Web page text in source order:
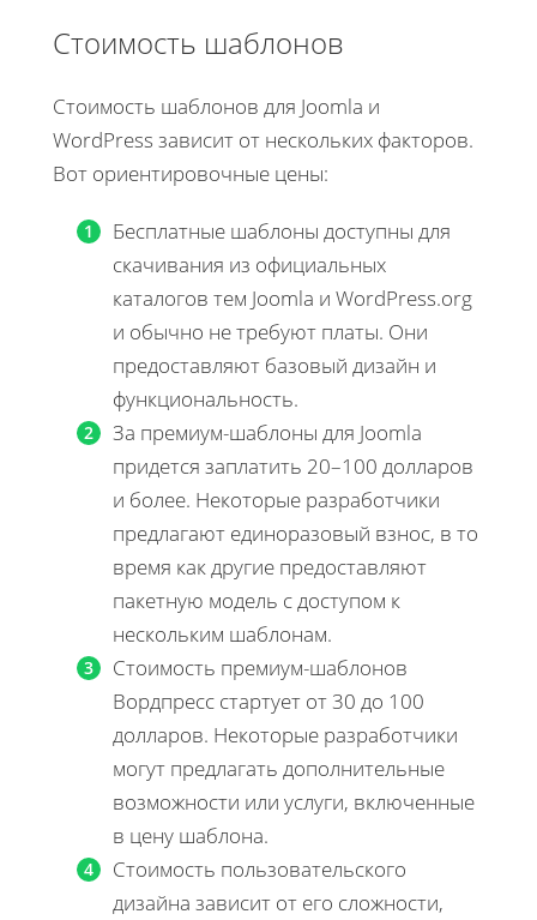
Стоимость шаблонов
Стоимость шаблонов для Joomla и
WordPress зависит от нескольких факторов.
Вот ориентировочные цены:
Бесплатные шаблоны доступны для
скачивания из официальных
каталогов тем Joomla и WordPress.org
и обычно не требуют платы. Они
предоставляют базовый дизайн и
функциональность.
За премиум-шаблоны для Joomla
придется заплатить 20–100 долларов
и более. Некоторые разработчики
предлагают единоразовый взнос, в то
время как другие предоставляют
пакетную модель с доступом к
нескольким шаблонам.
Стоимость премиум-шаблонов
Вордпресс стартует от 30 до 100
долларов. Некоторые разработчики
могут предлагать дополнительные
возможности или услуги, включенные
в цену шаблона.
Стоимость пользовательского
дизайна зависит от его сложности,